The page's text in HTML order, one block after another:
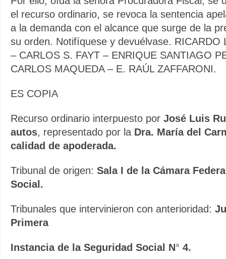
el recurso ordinario, se revoca la sentencia
a la demanda con el alcance que surge de la
su orden. Notifíquese y devuélvase. RICARDO
– CARLOS S. FAYT – ENRIQUE SANTIAGO
CARLOS MAQUEDA – E. RAÚL ZAFFARONI.
ES COPIA
Recurso ordinario interpuesto por José Luis
autos, representado por la Dra. María del
calidad de apoderada.
Tribunal de origen: Sala I de la Cámara
Social.
Tribunales que intervinieron con anterioridad:
Primera
Instancia de la Seguridad Social N° 4.